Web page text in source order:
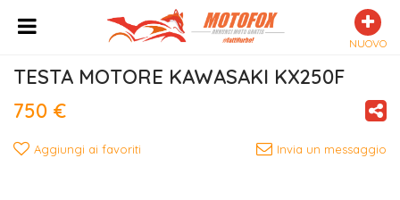
NUOVO
TESTA MOTORE KAWASAKI KX250F
750 €
Aggiungi ai favoriti Invia un messaggio